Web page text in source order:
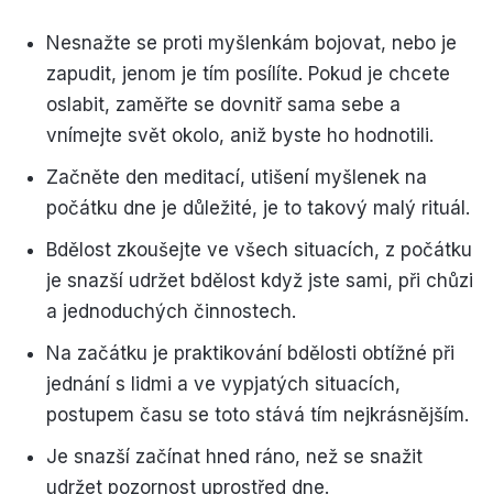
Nesnažte se proti myšlenkám bojovat, nebo je
zapudit, jenom je tím posílíte. Pokud je chcete
oslabit, zaměřte se dovnitř sama sebe a
vnímejte svět okolo, aniž byste ho hodnotili.
Začněte den meditací, utišení myšlenek na
počátku dne je důležité, je to takový malý rituál.
Bdělost zkoušejte ve všech situacích, z počátku
je snazší udržet bdělost když jste sami, při chůzi
a jednoduchých činnostech.
Na začátku je praktikování bdělosti obtížné při
jednání s lidmi a ve vypjatých situacích,
postupem času se toto stává tím nejkrásnějším.
Je snazší začínat hned ráno, než se snažit
udržet pozornost uprostřed dne.